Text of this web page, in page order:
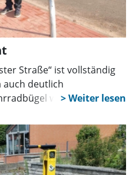
Straße“ ist vollständig
deutlich
wurden
den
hatte.